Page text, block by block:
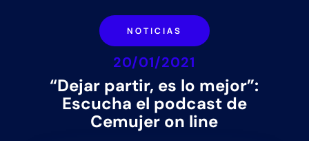
NOTICIAS
20/01/2021
“Dejar partir, es lo mejor”:
Escucha el podcast de
Cemujer on line